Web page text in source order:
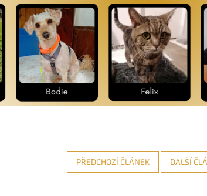
PŘEDCHOZÍ ČLÁNEK DALŠÍ